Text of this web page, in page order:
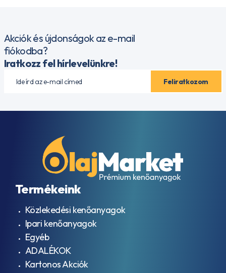
Akciók és újdonságok az e-mail
fiókodba?
Iratkozz fel hírlevelünkre!
Termékeink
Közlekedési kenőanyagok
Ipari kenőanyagok
Egyéb
ADALÉKOK
Kartonos Akciók